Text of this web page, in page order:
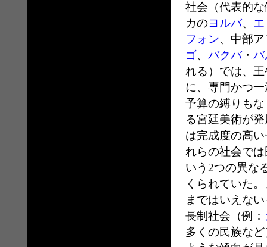
社会（代表的
カのヨルバ、
フォン、中部
ゴ、 バクバ・ バ
れる）では、
に、専門かつ
予算の縛りも
る宮廷美術が
は完成度の高
れらの社会で
いう2つの異な
くられていた
まではいえな
長制社会（例：
多くの民族な